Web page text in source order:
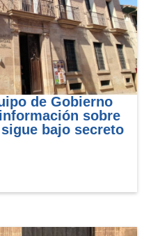
de Gobierno
sobre
bajo secreto